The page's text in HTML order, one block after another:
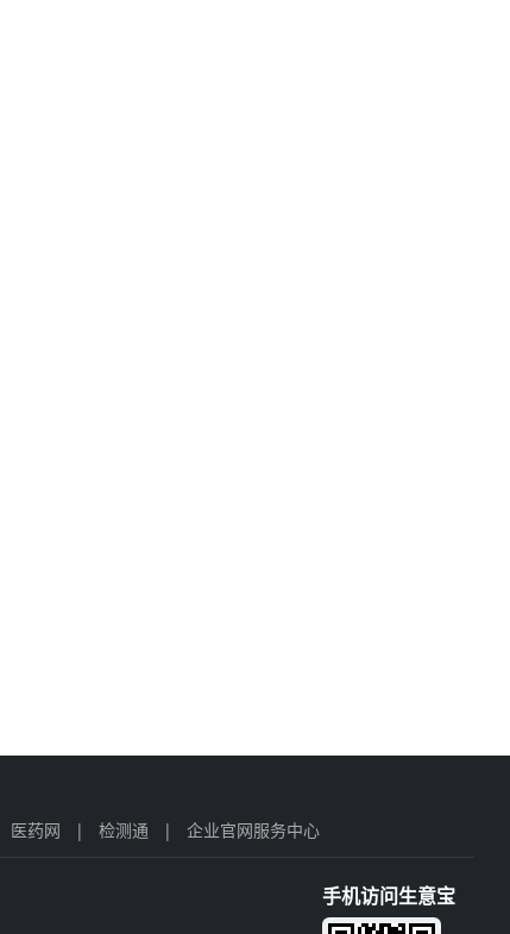
医药网 | 检测通 | 企业官网服务中心
手机访问生意宝